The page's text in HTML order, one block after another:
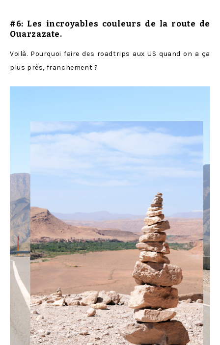
#6: Les incroyables couleurs de la route de
Ouarzazate.
Voilà. Pourquoi faire des roadtrips aux US quand on a ça
plus près, franchement ?